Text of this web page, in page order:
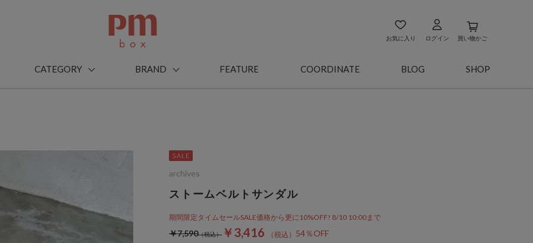
お気に入り ログイン 買い物かご
CATEGORY BRAND FEATURE COORDINATE BLOG SHOP
ストームベルトサンダル
期間限定タイムセールSALE価格から更に10%OFF! 8/10 10:00まで
￥3,416 54％OFF
￥7,590
archives